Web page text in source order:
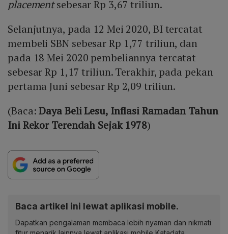
placementsebesar Rp 3,67 triliun.
Selanjutnya, pada 12 Mei 2020, BI tercatat
membeli SBN sebesar Rp 1,77 triliun, dan
pada 18 Mei 2020 pembeliannya tercatat
sebesar Rp 1,17 triliun. Terakhir, pada pekan
pertama Juni sebesar Rp 2,09 triliun.
(Baca:Daya Beli Lesu, Inflasi Ramadan Tahun
Ini Rekor Terendah Sejak 1978)
Baca artikel ini lewat aplikasi mobile.
Dapatkan pengalaman membaca lebih nyaman dan nikmati